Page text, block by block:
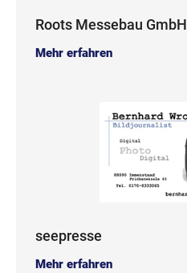
Roots Messebau GmbH
Mehr erfahren
seepresse
Mehr erfahren